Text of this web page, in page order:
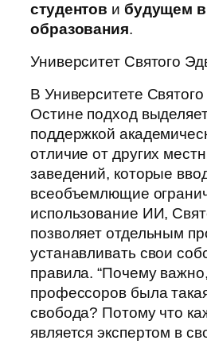
студентов и будущем
образования.
Университет Святого
В Университете
Остине подход
поддержкой
отличие от других
заведений, которые
всеобъемлющие
использование ИИ,
позволяет отдельным
устанавливать свои
правила. “Почему
профессоров была
свобода? Потому что
является экспертом в